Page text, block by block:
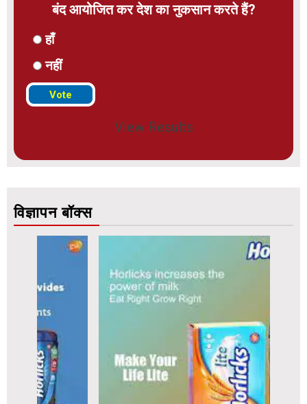
बंद आयोजित कर देश का नुकसान करते हैं?
हाँ
नहीं
View Results
विज्ञापन बॉक्स